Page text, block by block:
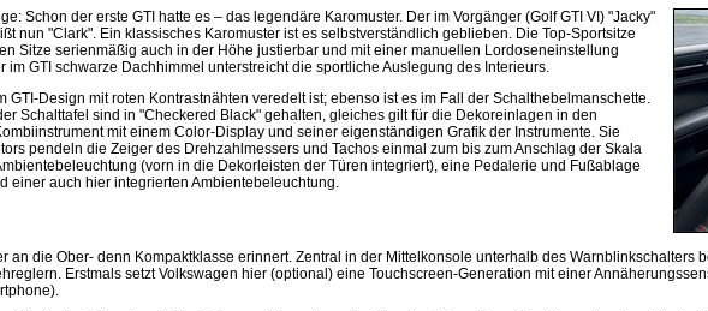
Schon der erste GTI hatte es – das legendäre Karomuster. Der im Vorgänger (Golf GTI VI) "Jacky"
nun "Clark". Ein klassisches Karomuster ist es selbstverständlich geblieben. Die Top-Sportsitze
Sitze serienmäßig auch in der Höhe justierbar und mit einer manuellen Lordoseneinstellung
GTI schwarze Dachhimmel unterstreicht die sportliche Auslegung des Interieurs.
Design mit roten Kontrastnähten veredelt ist; ebenso ist es im Fall der Schalthebelmanschette.
Schalttafel sind in "Checkered Black" gehalten, gleiches gilt für die Dekoreinlagen in den
mit einem Color-Display und seiner eigenständigen Grafik der Instrumente. Sie
pendeln die Zeiger des Drehzahlmessers und Tachos einmal zum bis zum Anschlag der Skala
(vorn in die Dekorleisten der Türen integriert), eine Pedalerie und Fußablage
auch hier integrierten Ambientebeleuchtung.
die Ober- denn Kompaktklasse erinnert. Zentral in der Mittelkonsole unterhalb des Warnblinkschalters
Erstmals setzt Volkswagen hier (optional) eine Touchscreen-Generation mit einer